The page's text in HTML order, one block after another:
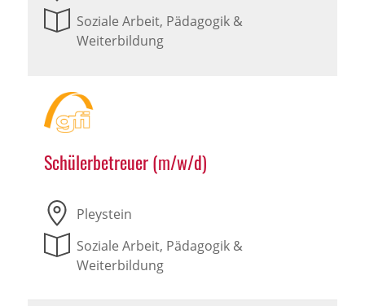
Soziale Arbeit, Pädagogik &
Weiterbildung
Schülerbetreuer (m/w/d)
Pleystein
Soziale Arbeit, Pädagogik &
Weiterbildung